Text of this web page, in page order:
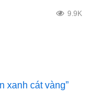
9.9K
xanh cát vàng”